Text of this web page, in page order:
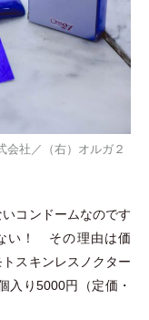
会社／（右）オルガ２
コンドームなのです
い！ その理由は価
スキンレスノクター
入り5000円
（定価 ・